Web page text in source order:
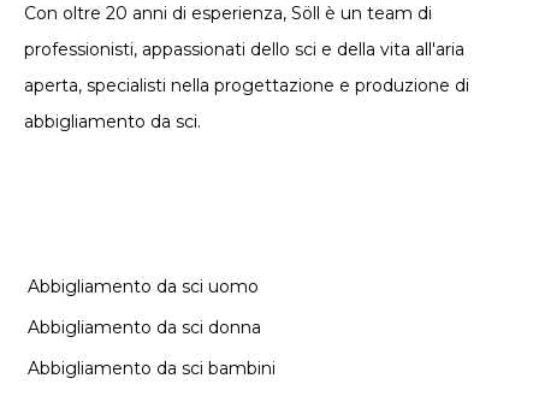
Con oltre 20 anni di esperienza, Söll è un team di
professionisti, appassionati dello sci e della vita all'aria
aperta, specialisti nella progettazione e produzione di
abbigliamento da sci.
Abbigliamento da sci uomo
Abbigliamento da sci donna
Abbigliamento da sci bambini